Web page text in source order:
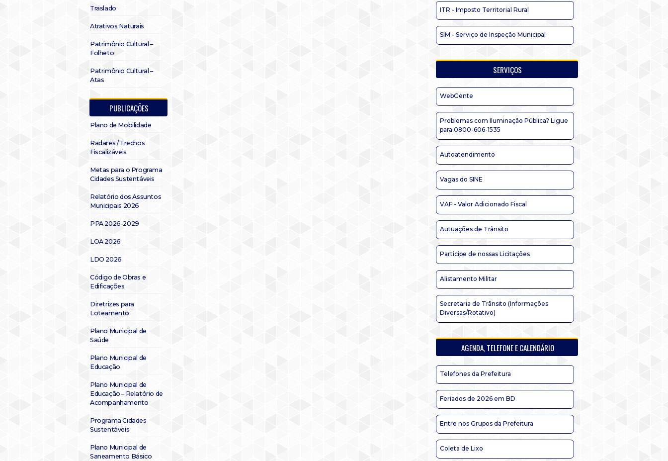
Traslado
Atrativos Naturais
Patrimônio Cultural –
Folheto
Patrimônio Cultural –
Atas
PUBLICAÇÕES
Plano de Mobilidade
Radares / Trechos
Fiscalizáveis
Metas para o Programa
Cidades Sustentáveis
Relatório dos Assuntos
Municipais 2026
PPA 2026-2029
LOA 2026
LDO 2026
Código de Obras e
Edificações
Diretrizes para
Loteamento
Plano Municipal de
Saúde
Plano Municipal de
Educação
Plano Municipal de
Educação – Relatório de
Acompanhamento
Programa Cidades
Sustentáveis
Plano Municipal de
Saneamento Básico
ITR - Imposto Territorial Rural
SIM - Serviço de Inspeção Municipal
SERVIÇOS
WebGente
Problemas com Iluminação Pública? Ligue
para 0800-606-1535
Autoatendimento
Vagas do SINE
VAF - Valor Adicionado Fiscal
Autuações de Trânsito
Participe de nossas Licitações
Alistamento Militar
Secretaria de Trânsito (Informações
Diversas/Rotativo)
AGENDA, TELEFONE E CALENDÁRIO
Telefones da Prefeitura
Feriados de 2026 em BD
Entre nos Grupos da Prefeitura
Coleta de Lixo